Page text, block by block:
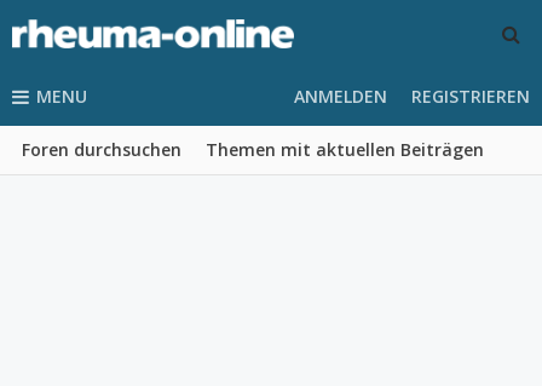
MENU
Foren durchsuchen Themen mit aktuellen Beiträgen
ANMELDEN REGISTRIEREN